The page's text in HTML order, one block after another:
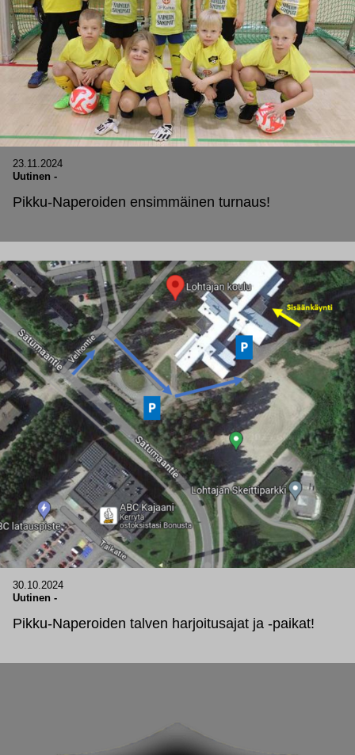
23.11.2024
Uutinen -
Pikku-Naperoiden ensimmäinen turnaus!
30.10.2024
Uutinen -
Pikku-Naperoiden talven harjoitusajat ja -paikat!